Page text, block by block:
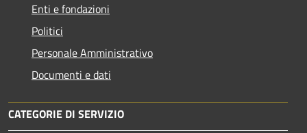
Enti e fondazioni
Politici
Personale Amministrativo
Documenti e dati
CATEGORIE DI SERVIZIO